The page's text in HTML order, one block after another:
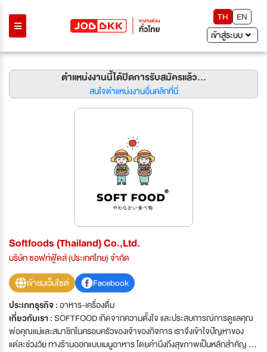
TH
EN
เข้าสู่ระบบ
ตำแหน่งงานนี้ได้ปิดการรับสมัครแล้ว...
สนใจตำแหน่งงานอื่นคลิกที่นี่
Softfoods (Thailand) Co.,Ltd.
บริษัท ซอฟท์ฟู๊ดส์ (ประเทศไทย) จำกัด
เข้าชมเว็บไซต์
Facebook
ประเภทธุรกิจ :อาหาร-เครื่องดื่ม
เกี่ยวกับเรา :SOFTFOOD เกิดจากความตั้งใจ และประสบการณ์การดูแลคุณ
พ่อคุณแม่และสมาชิกในครอบครัวของเจ้าของกิจการ เราจึงเข้าใจปัญหาของ
แต่ละช่วงวัย ทางร้านออกแบบเมนูอาหาร โดยคำนึงถึงสุขภาพเป็นหลักสำคัญ นำ